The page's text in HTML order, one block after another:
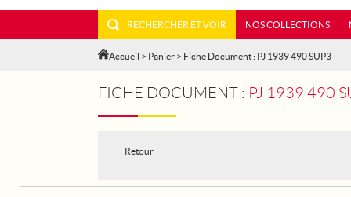
RECHERCHER ET VOIR NOS COLLECTIONS
Accueil > Panier > Fiche Document : PJ 1939 490 SUP3
FICHE DOCUMENT : PJ 1939 490
Retour